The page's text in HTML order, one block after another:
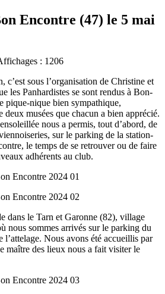
Encontre (47) le 5 mai
: 1206
c’est sous l’organisation de Christine et
les Panhardistes se sont rendus à Bon-
pique-nique bien sympathique,
deux musées que chacun a bien apprécié.
nous a permis, tout d’abord, de
sur le parking de la station-
le temps de se retrouver ou de faire
adhérents au club.
dans le Tarn et Garonne (82), village
nous sommes arrivés sur le parking du
l’attelage. Nous avons été accueillis par
maître des lieux nous a fait visiter le